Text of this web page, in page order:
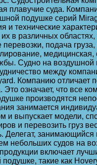
плавучие суда.
подушке серий
и технические
в различных областях,
перевозки, подача
медицинская,
Судно на воздушной
между
Компанию отличает
Это означает, что все
производятся
занимается
и выпускает модели,
и перевозить груз
Делегат, занимающийся
небольших судов на
включает
такие как